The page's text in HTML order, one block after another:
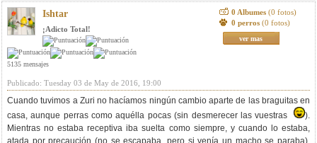
Ishtar
¡Adicto Total!
5135 mensajes
0 Albumes (0 fotos)
0 perros (0 fotos)
ver mas
Publicado: Tuesday 03 de May de 2016, 19:00
Cuando tuvimos a Zuri no hacíamos ningún cambio aparte de las braguitas en
casa, aunque perras como aquélla pocas (sin desmerecer las vuestras
).
Mientras no estaba receptiva iba suelta como siempre, y cuando lo estaba,
atada por precaución (no se escapaba, pero si venía un macho se paraba),